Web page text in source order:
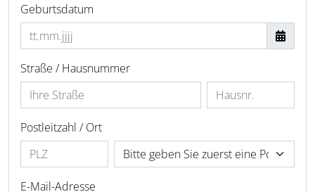
Geburtsdatum
Straße / Hausnummer
Postleitzahl / Ort
E-Mail-Adresse